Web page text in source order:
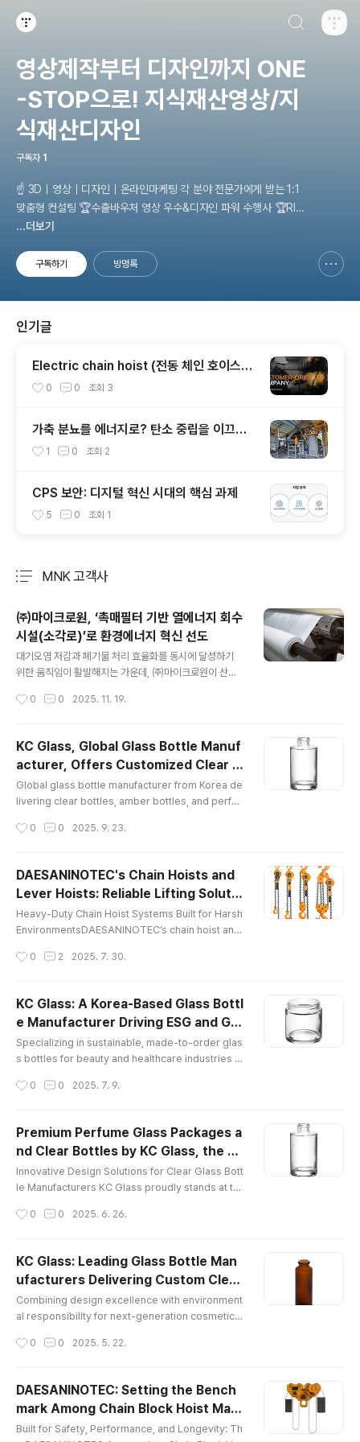
영상제작부터 디자인까지 ONE
-STOP으로! 지식재산영상/지
식재산디자인
구독자 1
☝ 3D｜영상｜디자인｜온라인마케팅 각 분야 전문가에게 받는 1:1
맞춤형 컨설팅 🏆수출바우처 영상 우수&디자인 파워 수행사 🏆RIP
C 3D동영상·브랜드·디자인 수행사 🏆제조·RIPS·관광 바우처 수행사
지 제작까지 모든 영상, 디자인을 단 하나의 회사를 통해 빠르게 제작
니다. 😊
...더보기
구독하기 방명록
인기글
Electric chain hoist (전동 체인 호이스트)
의 특징 및 주의사항
0 0 조회 3
가축 분뇨를 에너지로? 탄소 중립을 이끄는
축분 바이오차 제조
1 0 조회 2
CPS 보안: 디지털 혁신 시대의 핵심 과제
5 0 조회 1
MNK 고객사
㈜마이크로원, ‘촉매필터 기반 열에너지 회수
시설(소각로)’로 환경에너지 혁신 선도
대기오염 저감과 폐기물 처리 효율화를 동시에 달성하기
위한 움직임이 활발해지는 가운데, ㈜마이크로원이 산업
환경에너지 솔루션’을 강화하고 있다. 2006년 설립된 (주)
에서 EPC(Engineering, Procurement, Constructio
n) 전문기업으로 성장해왔다. ‘미세한 분진 하나라도 놓치
지 않는다’는 창립 철학 아래, 대기환경 개선과 에너지 절감
을 동시에 구현하는 설비 개발에 주력하고 있다. 특히, 대기
환경에너지 산업의 핵심 인프라로 평가받고 있다. 마이크
0 0 2025. 11. 19.
KC Glass, Global Glass Bottle Manuf
acturer, Offers Customized Clear B
ottles and Perfume Glass Packages
for International Partners
Global glass bottle manufacturer from Korea de
livering clear bottles, amber bottles, and perfu
euticals KC Glass & Materials Co., Ltd., a premie
ty glass packaging solutions for clients across
pharmaceuticals, cosmetics, food, and lifestyle
brands worldwide. A..
0 0 2025. 9. 23.
DAESANINOTEC's Chain Hoists and
Lever Hoists: Reliable Lifting Solutio
ns for Demanding Worksites
Heavy-Duty Chain Hoist Systems Built for Harsh
EnvironmentsDAESANINOTEC’s chain hoist and
the most challenging industrial environments. M
tent performance, even in tough conditions. Wh
ether used on construction sites, in manufacturi
ng facilities, or in log..
0 2 2025. 7. 30.
KC Glass: A Korea-Based Glass Bottl
e Manufacturer Driving ESG and Glo
bal Custom Partnerships
Specializing in sustainable, made-to-order glas
s bottles for beauty and healthcare industries w
ng glass bottle manufacturer, is gaining recognit
maceuticals. Based in South Korea, this innovati
ve Korea glass bottle factory is pioneering sust
ainable grow..
0 0 2025. 7. 9.
Premium Perfume Glass Packages a
nd Clear Bottles by KC Glass, the Tr
usted Korea Glass Bottle Manufact
urer
Innovative Design Solutions for Clear Glass Bott
le Manufacturers KC Glass proudly stands at th
leading Korea glass bottle manufacturer, recog
e design and production of clear glass bottles a
nd perfume glass packages, KC Glass serves a
s a one-stop partner..
0 0 2025. 6. 26.
KC Glass: Leading Glass Bottle Man
ufacturers Delivering Custom Clear
Glass Bottles and Sustainable Packa
ging for Global Beauty Brands
Combining design excellence with environment
al responsibility for next-generation cosmetic g
Glass) stands out among glass bottle manufactu
e manufacturer, KC Glass redefines how beauty
brands design and package their products by o
ffering custom clear gl..
0 0 2025. 5. 22.
DAESANINOTEC: Setting the Bench
mark Among Chain Block Hoist Man
ufacturers
Built for Safety, Performance, and Longevity: Th